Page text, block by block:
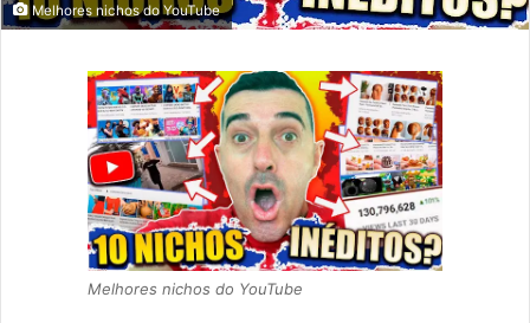
Melhores nichos do YouTube
Melhores nichos do YouTube